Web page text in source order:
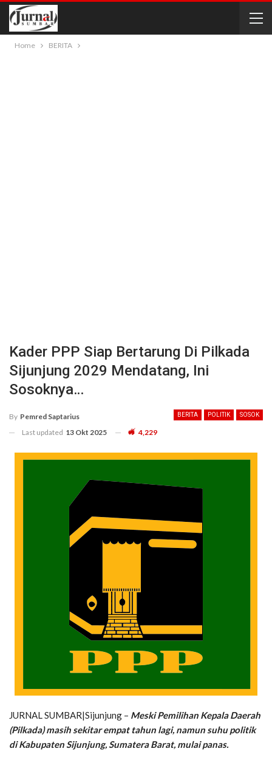
Home BERITA
Kader PPP Siap Bertarung Di Pilkada
Sijunjung 2029 Mendatang, Ini
Sosoknya…
BERITA POLITIK SOSOK
By Pemred Saptarius
Last updated 13 Okt 2025 4,229
JURNAL SUMBAR|Sijunjung – Meski Pemilihan Kepala Daerah
(Pilkada) masih sekitar empat tahun lagi, namun suhu politik
di Kabupaten Sijunjung, Sumatera Barat, mulai panas.